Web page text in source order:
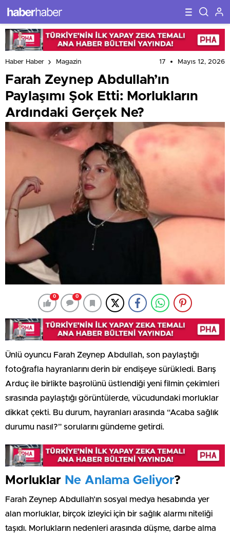
Haber Haber Magazin 17 Mayıs 12, 2026
Farah Zeynep Abdullah’ın
Paylaşımı Şok Etti: Morlukların
Ardındaki Gerçek Ne?
0 0
Ünlü oyuncu Farah Zeynep Abdullah, son paylaştığı
fotoğrafla hayranlarını derin bir endişeye sürükledi. Barış
Arduç ile birlikte başrolünü üstlendiği yeni filmin çekimleri
sırasında paylaştığı görüntülerde, vücudundaki morluklar
dikkat çekti. Bu durum, hayranları arasında “Acaba sağlık
durumu nasıl?” sorularını gündeme getirdi.
Morluklar Ne Anlama Geliyor?
Farah Zeynep Abdullah’ın sosyal medya hesabında yer
alan morluklar, birçok izleyici için bir sağlık alarmı niteliği
taşıdı. Morlukların nedenleri arasında düşme, darbe alma